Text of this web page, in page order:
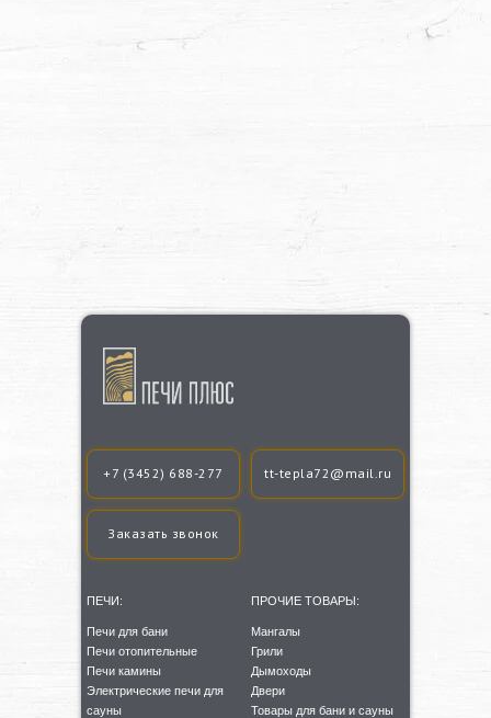
Заказать звонок
+7 (3452) 688-277 tt-tepla72@mail.ru
ПЕЧИ:
Печи для бани
Печи отопительные
Печи камины
Электрические печи для
сауны
Мангалы
Грили
Дымоходы
Двери
Товары для бани и сауны
ПРОЧИЕ ТОВАРЫ: